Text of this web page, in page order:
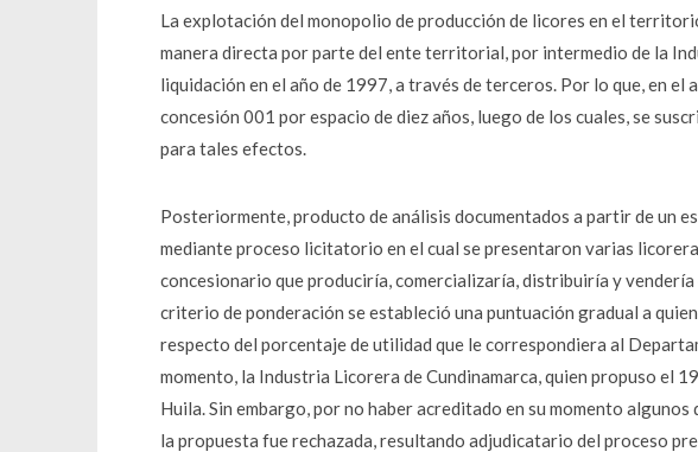
La explotación del monopolio de producción de licores en el
manera directa por parte del ente territorial, por intermedio de la
liquidación en el año de 1997, a través de terceros. Por lo que, en
concesión 001 por espacio de diez años, luego de los cuales, se
para tales efectos.
Posteriormente, producto de análisis documentados a partir de un
mediante proceso licitatorio en el cual se presentaron varias
concesionario que produciría, comercializaría, distribuiría y
criterio de ponderación se estableció una puntuación gradual a
respecto del porcentaje de utilidad que le correspondiera al
momento, la Industria Licorera de Cundinamarca, quien propuso el
Huila. Sin embargo, por no haber acreditado en su momento
la propuesta fue rechazada, resultando adjudicatario del proceso